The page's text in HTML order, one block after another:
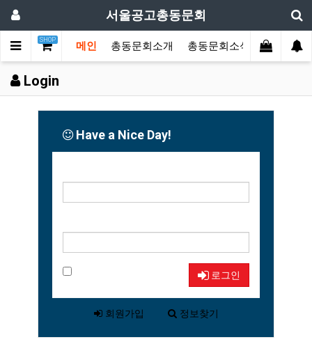
서울공고총동문회
SHOP
메인 총동문회소개 총동문회소식 동문한마
Login
Have a Nice Day!
로그인
회원가입 정보찾기